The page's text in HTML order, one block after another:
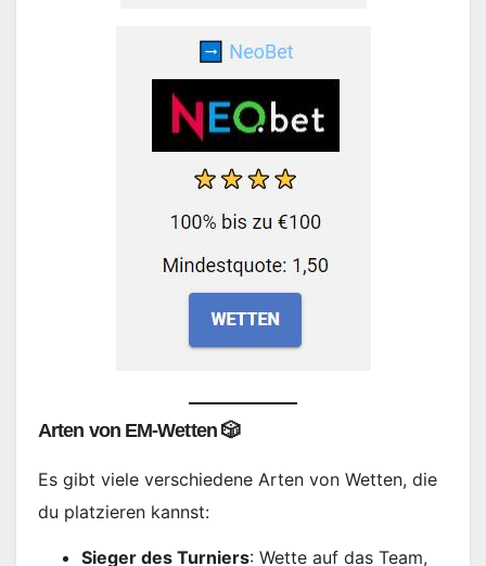
Arten von EM-Wetten 🎲
Es gibt viele verschiedene Arten von Wetten, die
du platzieren kannst:
Sieger des Turniers: Wette auf das Team,